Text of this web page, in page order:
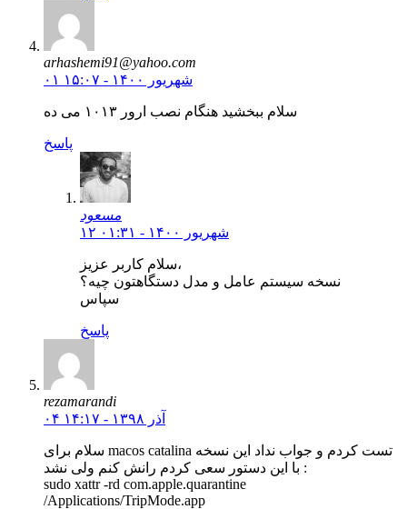
arhashemi91@yahoo.com
۰۱ شهریور ۱۴۰۰ - ۱۵:۰۷
سلام ببخشید هنگام نصب ارور ۱۰۱۳ می ده
پاسخ
مسعود
۱۲ شهریور ۱۴۰۰ - ۰۱:۳۱
سلام کاربر عزیز،
نسخه سیستم عامل و مدل دستگاهتون چیه؟
سپاس
پاسخ
rezamarandi
۰۴ آذر ۱۳۹۸ - ۱۴:۱۷
سلام برای macos catalina تست کردم و جواب نداد این نسخه
با این دستور سعی کردم رانش کنم ولی نشد :
sudo xattr -rd com.apple.quarantine
/Applications/TripMode.app